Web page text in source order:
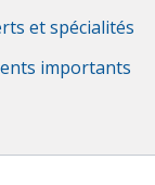
et spécialités
importants